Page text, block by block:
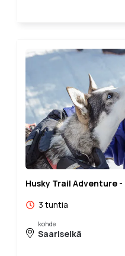
Husky Trail Adventure
3 tuntia
kohde
Saariselkä